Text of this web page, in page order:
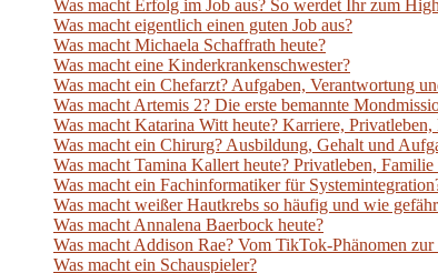
Was macht Erfolg im Job aus? So werdet Ihr zum
Was macht eigentlich einen guten Job aus?
Was macht Michaela Schaffrath heute?
Was macht eine Kinderkrankenschwester?
Was macht ein Chefarzt? Aufgaben, Verantwortung
Was macht Artemis 2? Die erste bemannte
Was macht Katarina Witt heute? Karriere,
Was macht ein Chirurg? Ausbildung, Gehalt und
Was macht Tamina Kallert heute? Privatleben,
Was macht ein Fachinformatiker für
Was macht weißer Hautkrebs so häufig und wie
Was macht Annalena Baerbock heute?
Was macht Addison Rae? Vom TikTok-Phänomen
Was macht ein Schauspieler?